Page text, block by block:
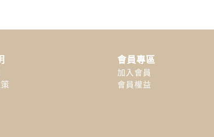
會員專區
加入會員
會員權益